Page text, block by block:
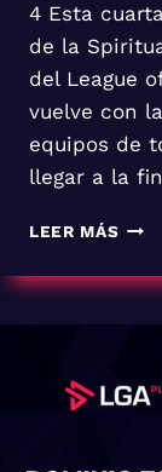
4 Esta
de la
del League
vuelve con
equipos de
llegar a la
LEER MÁS
DE
4